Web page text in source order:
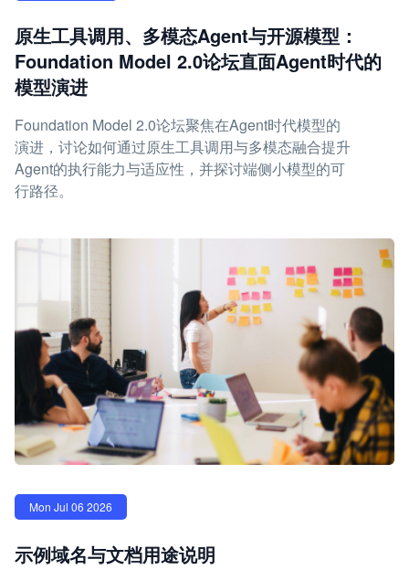
原生工具调用、多模态Agent与开源模型：
Foundation Model 2.0论坛直面Agent时代的
模型演进
Foundation Model 2.0论坛聚焦在Agent时代模型的
演进，讨论如何通过原生工具调用与多模态融合提升
Agent的执行能力与适应性，并探讨端侧小模型的可
行路径。
Mon Jul 06 2026
示例域名与文档用途说明